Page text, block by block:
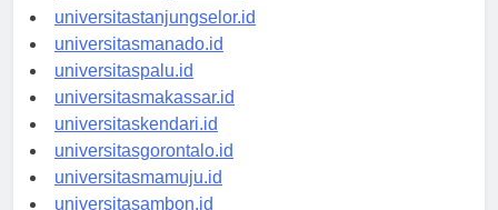
universitasbanjarbaru.id
universitastanjungselor.id
universitasmanado.id
universitaspalu.id
universitasmakassar.id
universitaskendari.id
universitasgorontalo.id
universitasmamuju.id